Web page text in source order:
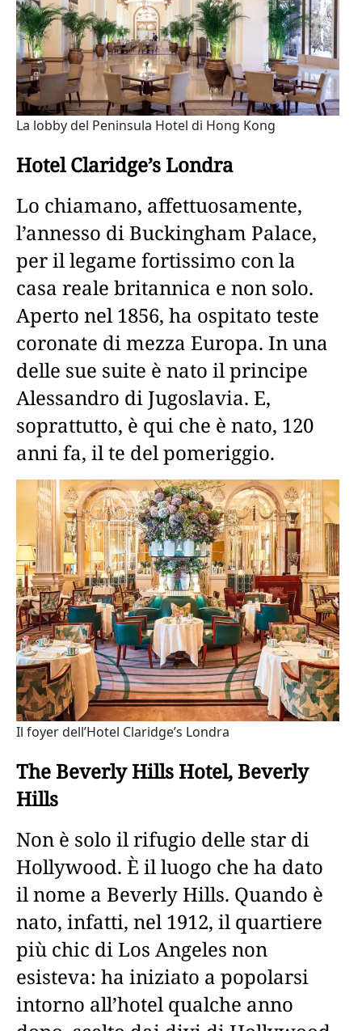
La lobby del Peninsula Hotel di Hong Kong
Hotel Claridge’s Londra
Lo chiamano, affettuosamente,
l’annesso di Buckingham Palace,
per il legame fortissimo con la
casa reale britannica e non solo.
Aperto nel 1856, ha ospitato teste
coronate di mezza Europa. In una
delle sue suite è nato il principe
Alessandro di Jugoslavia. E,
soprattutto, è qui che è nato, 120
anni fa, il te del pomeriggio.
Il foyer dell’Hotel Claridge’s Londra
The Beverly Hills Hotel, Beverly
Hills
Non è solo il rifugio delle star di
Hollywood. È il luogo che ha dato
il nome a Beverly Hills. Quando è
nato, infatti, nel 1912, il quartiere
più chic di Los Angeles non
esisteva: ha iniziato a popolarsi
intorno all’hotel qualche anno